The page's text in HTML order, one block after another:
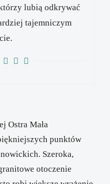
lubią odkrywać
tajemniczym
Ostra Mała
punktów
Szeroka,
otoczenie